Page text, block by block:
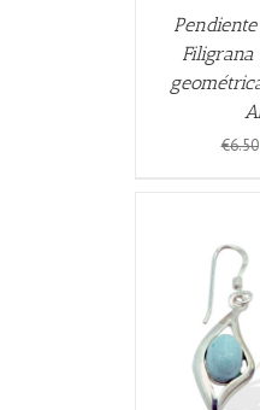
€6.50